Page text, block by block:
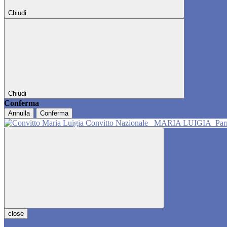
Chiudi
Chiudi
Conferma
Annulla Conferma
Convitto Nazionale MARIA LUIGIA
close